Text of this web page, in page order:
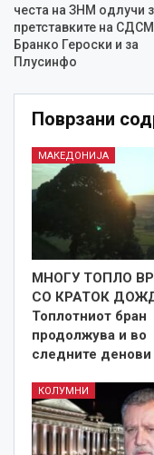
честа на ЗНМ одлучи
претставките на СДСМ
Бранко Героски и за
Плусинфо
Поврзани
МАКЕДОНИЈА
МНОГУ ТОПЛО
СО КРАТОК
Топлотниот бран
продолжува и во
следните денови
КОЛУМНИ